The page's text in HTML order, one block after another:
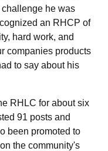
he was
an RHCP of
hard work, and
companies products
to say about his
RHLC for about six
91 posts and
been promoted to
the community's